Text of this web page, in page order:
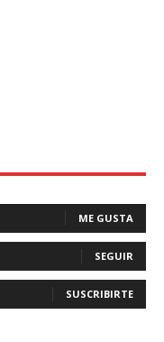
ME GUSTA
SEGUIR
SUSCRIBIRTE